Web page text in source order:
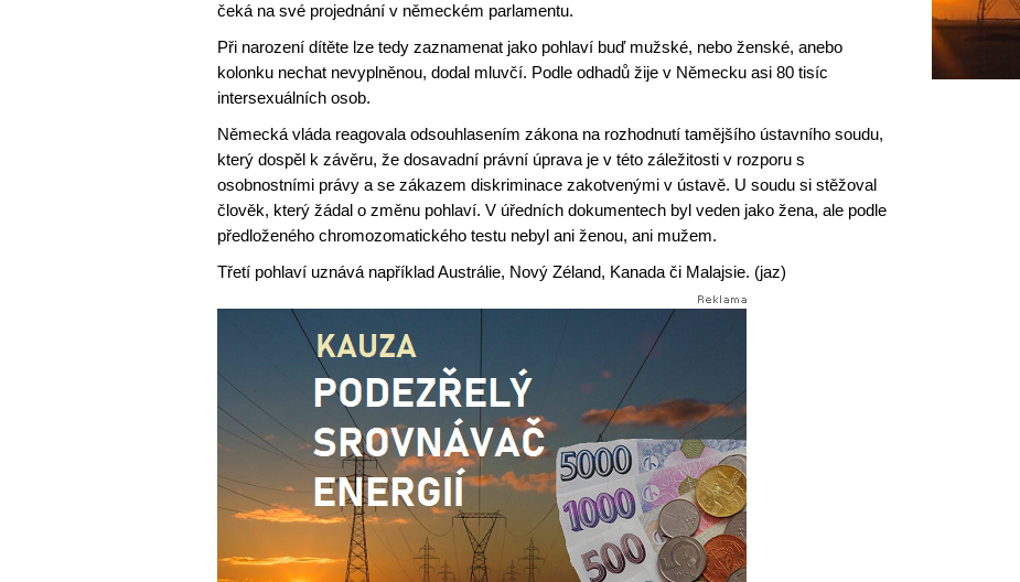
čeká na své projednání v německém parlamentu.
Při narození dítěte lze tedy zaznamenat jako pohlaví buď mužské, nebo ženské, anebo
kolonku nechat nevyplněnou, dodal mluvčí. Podle odhadů žije v Německu asi 80 tisíc
intersexuálních osob.
Německá vláda reagovala odsouhlasením zákona na rozhodnutí tamějšího ústavního soudu,
který dospěl k závěru, že dosavadní právní úprava je v této záležitosti v rozporu s
osobnostními právy a se zákazem diskriminace zakotvenými v ústavě. U soudu si stěžoval
člověk, který žádal o změnu pohlaví. V úředních dokumentech byl veden jako žena, ale podle
předloženého chromozomatického testu nebyl ani ženou, ani mužem.
Třetí pohlaví uznává například Austrálie, Nový Zéland, Kanada či Malajsie. (jaz)